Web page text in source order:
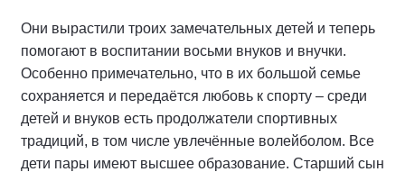
Они вырастили троих замечательных детей и теперь
помогают в воспитании восьми внуков и внучки.
Особенно примечательно, что в их большой семье
сохраняется и передаётся любовь к спорту – среди
детей и внуков есть продолжатели спортивных
традиций, в том числе увлечённые волейболом. Все
дети пары имеют высшее образование. Старший сын